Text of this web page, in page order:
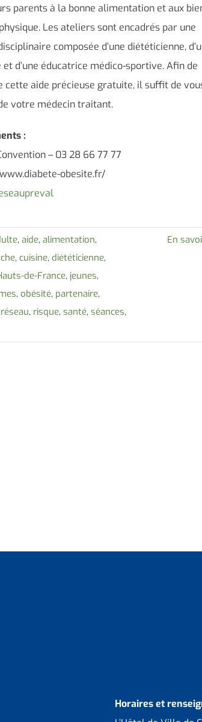
parents à la bonne alimentation et aux
Les ateliers sont encadrés par une
composée d’une diététicienne,
et d’une éducatrice médico-sportive. Afin de
cette aide précieuse gratuite, il suffit de
votre médecin traitant.
:
– 03 28 66 77 77
obesite.fr/
, aide, alimentation,
, cuisine, diététicienne,
de-France, jeunes,
, obésité, partenaire,
réseau, risque, santé, séances,
En
Horaires et